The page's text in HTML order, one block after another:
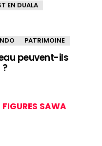
EN DUALA
PATRIMOINE
peuvent-ils
FIGURES SAWA